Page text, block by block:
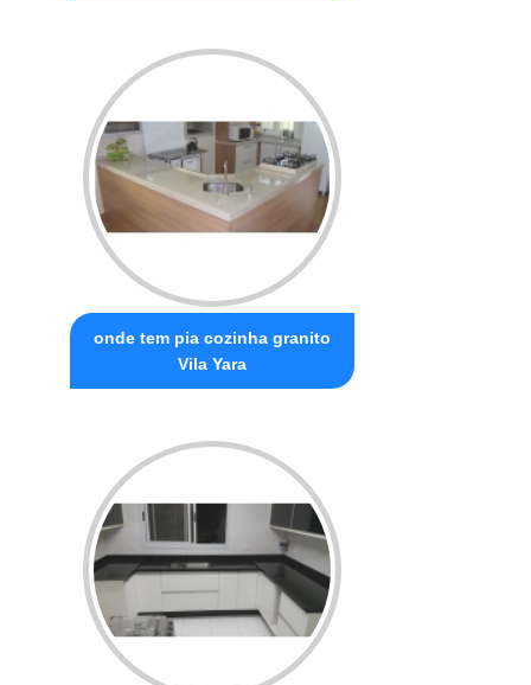
onde tem pia cozinha granito
Vila Yara